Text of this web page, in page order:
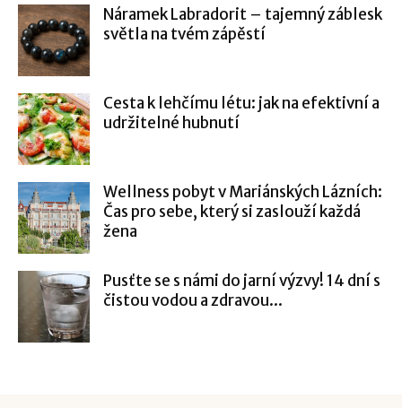
Náramek Labradorit – tajemný záblesk
světla na tvém zápěstí
Cesta k lehčímu létu: jak na efektivní a
udržitelné hubnutí
Wellness pobyt v Mariánských Lázních:
Čas pro sebe, který si zaslouží každá
žena
Pusťte se s námi do jarní výzvy! 14 dní s
čistou vodou a zdravou...